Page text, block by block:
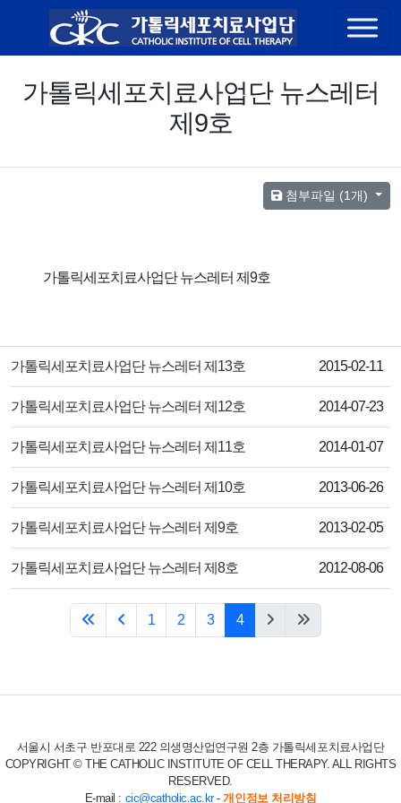
콘텐츠 바로가기
가톨릭세포치료사업단 뉴스레터
제9호
첨부파일 (1개)
가톨릭세포치료사업단 뉴스레터 제9호
제목
가톨릭세포치료사업단 뉴스레터 제13호 작성일
2015-02-11
제목
가톨릭세포치료사업단 뉴스레터 제12호 작성일
2014-07-23
제목
가톨릭세포치료사업단 뉴스레터 제11호 작성일
2014-01-07
제목
가톨릭세포치료사업단 뉴스레터 제10호 작성일
2013-06-26
제목
가톨릭세포치료사업단 뉴스레터 제9호 작성일
2013-02-05
제목
가톨릭세포치료사업단 뉴스레터 제8호 작성일
2012-08-06
1 2 3 4
서울시 서초구 반포대로 222 의생명산업연구원 2층 가톨릭세포치료사업단
COPYRIGHT © THE CATHOLIC INSTITUTE OF CELL THERAPY. ALL RIGHTS
RESERVED.
E-mail : cic@catholic.ac.kr-개인정보 처리방침